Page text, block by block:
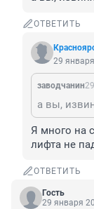
ОТВЕТИТЬ
29
заводчанин
а вы,
Я много на
лифта не
ОТВЕТИТЬ
Гость
29 января